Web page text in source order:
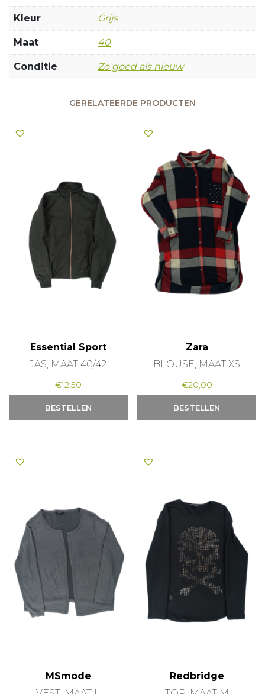
Kleur Grijs
Maat 40
Conditie Zo goed als nieuw
GERELATEERDE PRODUCTEN
Essential Sport
JAS, MAAT 40/42
€12,50
BESTELLEN
Zara
BLOUSE, MAAT XS
€20,00
BESTELLEN
MSmode
Redbridge